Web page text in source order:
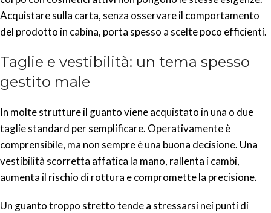
Acquistare sulla carta, senza osservare il comportamento
del prodotto in cabina, porta spesso a scelte poco efficienti.
Taglie e vestibilità: un tema spesso
gestito male
In molte strutture il guanto viene acquistato in una o due
taglie standard per semplificare. Operativamente è
comprensibile, ma non sempre è una buona decisione. Una
vestibilità scorretta affatica la mano, rallenta i cambi,
aumenta il rischio di rottura e compromette la precisione.
Un guanto troppo stretto tende a stressarsi nei punti di